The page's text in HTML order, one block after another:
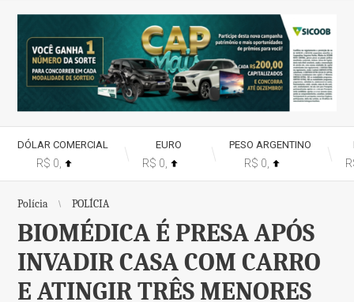
DÓLAR COMERCIAL
R$ 0,
EURO
R$ 0,
PESO ARGENTINO
R$ 0,
Polícia POLÍCIA
BIOMÉDICA É PRESA APÓS
INVADIR CASA COM CARRO
E ATINGIR TRÊS MENORES